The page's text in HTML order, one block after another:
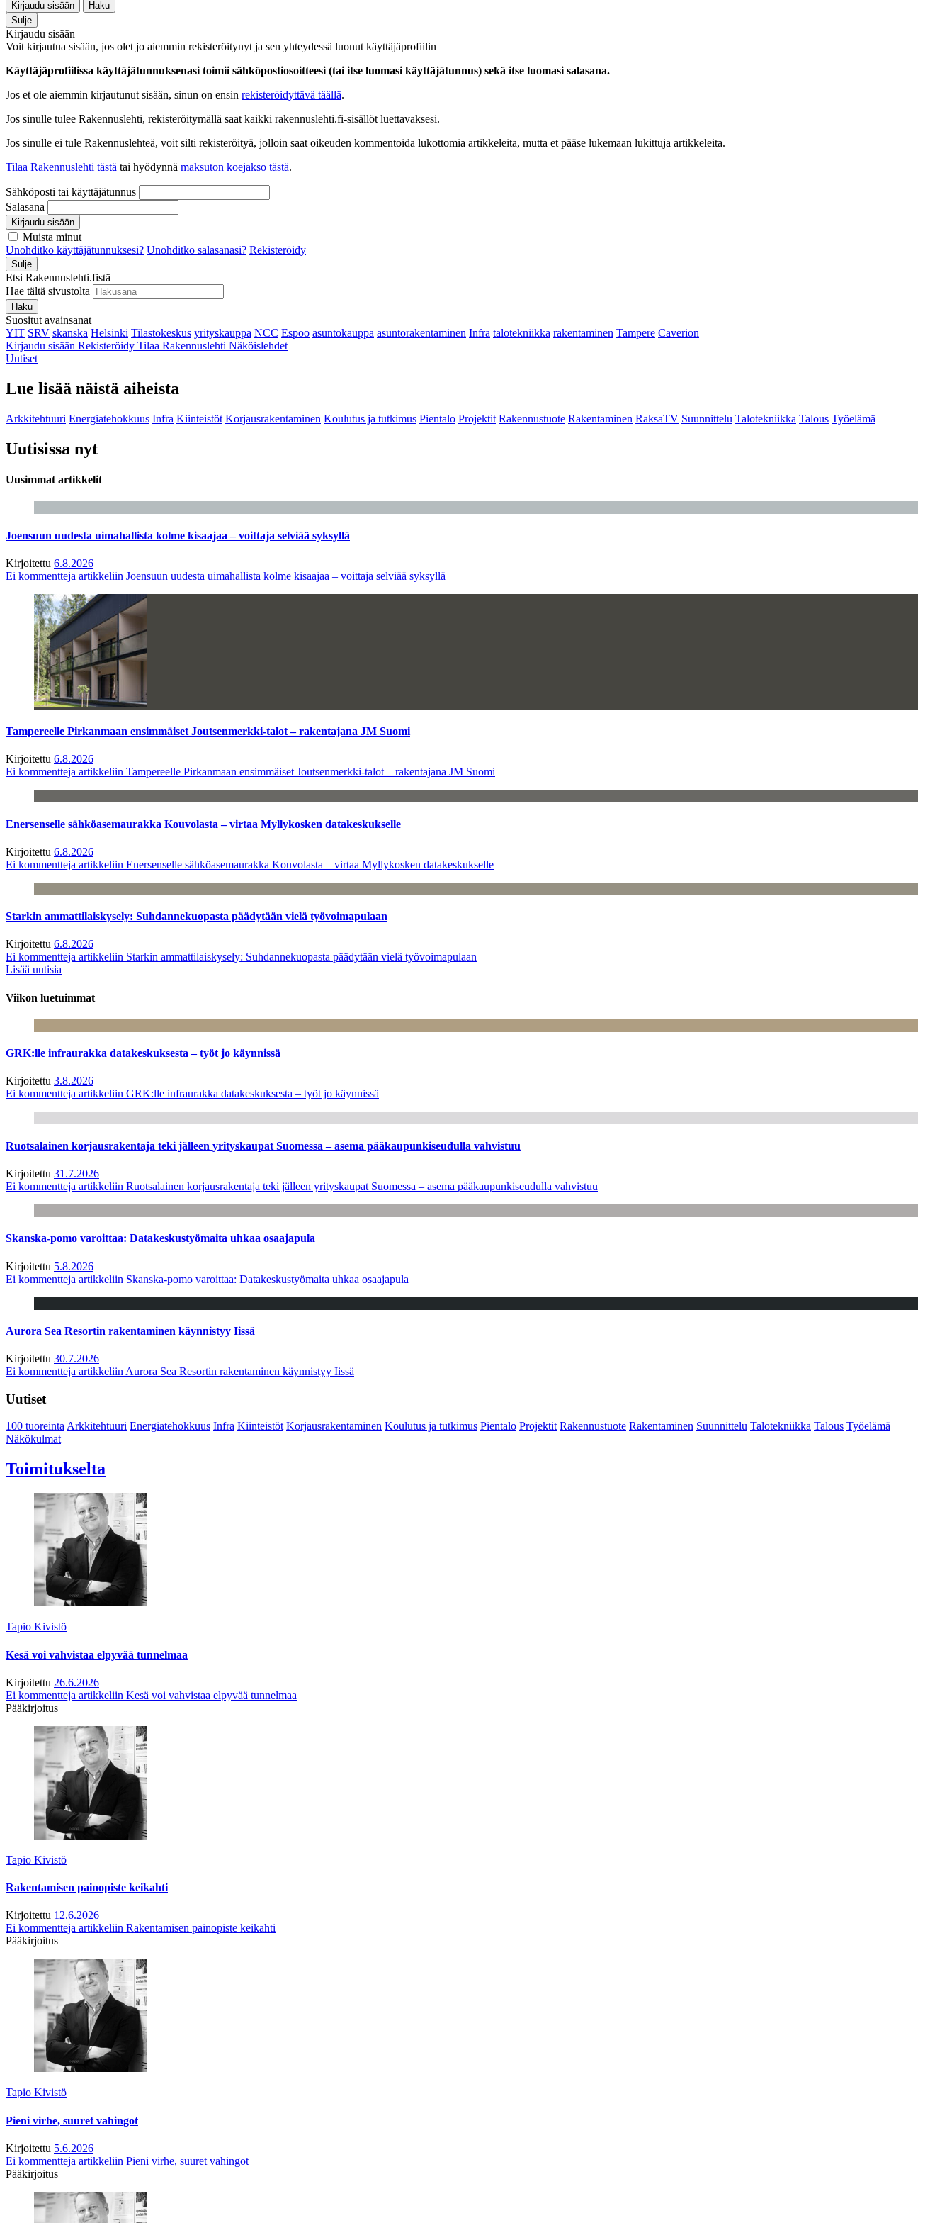
Kirjaudu sisään
Haku
Sulje
Kirjaudu sisään
Voit kirjautua sisään, jos olet jo aiemmin rekisteröitynyt ja sen yhteydessä luonut käyttäjäprofiilin
Käyttäjäprofiilissa käyttäjätunnuksenasi toimii sähköpostiosoitteesi (tai itse luomasi käyttäjätunnus) sekä itse luomasi salasana.
Jos et ole aiemmin kirjautunut sisään, sinun on ensin rekisteröidyttävä täällä.
Jos sinulle tulee Rakennuslehti, rekisteröitymällä saat kaikki rakennuslehti.fi-sisällöt luettavaksesi.
Jos sinulle ei tule Rakennuslehteä, voit silti rekisteröityä, jolloin saat oikeuden kommentoida lukottomia artikkeleita, mutta et pääse lukemaan lukittuja artikkeleita.
Tilaa Rakennuslehti tästä tai hyödynnä maksuton koejakso tästä.
Sähköposti tai käyttäjätunnus
Salasana
Kirjaudu sisään
Muista minut
Unohditko käyttäjätunnuksesi? Unohditko salasanasi? Rekisteröidy
Sulje
Etsi Rakennuslehti.fistä
Hae tältä sivustolta
Haku
Suositut avainsanat
YIT SRV skanska Helsinki Tilastokeskus yrityskauppa NCC Espoo asuntokauppa asuntorakentaminen Infra talotekniikka rakentaminen Tampere Caverion
Kirjaudu sisään Rekisteröidy Tilaa Rakennuslehti Näköislehdet
Uutiset
Lue lisää näistä aiheista
Arkkitehtuuri Energiatehokkuus Infra Kiinteistöt Korjausrakentaminen Koulutus ja tutkimus Pientalo Projektit Rakennustuote Rakentaminen RaksaTV Suunnittelu Talotekniikka Talous Työelämä
Uutisissa nyt
Uusimmat artikkelit
Joensuun uudesta uimahallista kolme kisaajaa – voittaja selviää syksyllä
Kirjoitettu 6.8.2026
Ei kommentteja artikkeliin Joensuun uudesta uimahallista kolme kisaajaa – voittaja selviää syksyllä
Tampereelle Pirkanmaan ensimmäiset Joutsenmerkki-talot – rakentajana JM Suomi
Kirjoitettu 6.8.2026
Ei kommentteja artikkeliin Tampereelle Pirkanmaan ensimmäiset Joutsenmerkki-talot – rakentajana JM Suomi
Enersenselle sähköasemaurakka Kouvolasta – virtaa Myllykosken datakeskukselle
Kirjoitettu 6.8.2026
Ei kommentteja artikkeliin Enersenselle sähköasemaurakka Kouvolasta – virtaa Myllykosken datakeskukselle
Starkin ammattilaiskysely: Suhdannekuopasta päädytään vielä työvoimapulaan
Kirjoitettu 6.8.2026
Ei kommentteja artikkeliin Starkin ammattilaiskysely: Suhdannekuopasta päädytään vielä työvoimapulaan
Lisää uutisia
Viikon luetuimmat
GRK:lle infraurakka datakeskuksesta – työt jo käynnissä
Kirjoitettu 3.8.2026
Ei kommentteja artikkeliin GRK:lle infraurakka datakeskuksesta – työt jo käynnissä
Ruotsalainen korjausrakentaja teki jälleen yrityskaupat Suomessa – asema pääkaupunkiseudulla vahvistuu
Kirjoitettu 31.7.2026
Ei kommentteja artikkeliin Ruotsalainen korjausrakentaja teki jälleen yrityskaupat Suomessa – asema pääkaupunkiseudulla vahvistuu
Skanska-pomo varoittaa: Datakeskustyömaita uhkaa osaajapula
Kirjoitettu 5.8.2026
Ei kommentteja artikkeliin Skanska-pomo varoittaa: Datakeskustyömaita uhkaa osaajapula
Aurora Sea Resortin rakentaminen käynnistyy Iissä
Kirjoitettu 30.7.2026
Ei kommentteja artikkeliin Aurora Sea Resortin rakentaminen käynnistyy Iissä
Uutiset
100 tuoreintaArkkitehtuuri Energiatehokkuus Infra Kiinteistöt Korjausrakentaminen Koulutus ja tutkimus Pientalo Projektit Rakennustuote Rakentaminen Suunnittelu Talotekniikka Talous Työelämä
Näkökulmat
Toimitukselta
Tapio Kivistö
Kesä voi vahvistaa elpyvää tunnelmaa
Kirjoitettu 26.6.2026
Ei kommentteja artikkeliin Kesä voi vahvistaa elpyvää tunnelmaa
Pääkirjoitus
Tapio Kivistö
Rakentamisen painopiste keikahti
Kirjoitettu 12.6.2026
Ei kommentteja artikkeliin Rakentamisen painopiste keikahti
Pääkirjoitus
Tapio Kivistö
Pieni virhe, suuret vahingot
Kirjoitettu 5.6.2026
Ei kommentteja artikkeliin Pieni virhe, suuret vahingot
Pääkirjoitus